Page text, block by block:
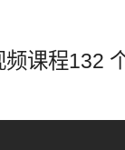
课程132